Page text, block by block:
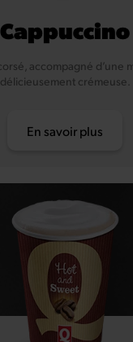
Cappuccino
accompagné d’une
délicieusement crémeuse.
En savoir plus